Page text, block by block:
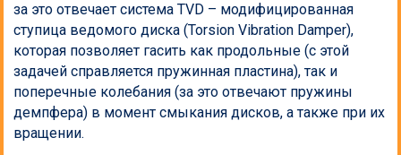
за это отвечает система TVD – модифицированная
ступица ведомого диска (Torsion Vibration Damper),
которая позволяет гасить как продольные (с этой
задачей справляется пружинная пластина), так и
поперечные колебания (за это отвечают пружины
демпфера) в момент смыкания дисков, а также при их
вращении.